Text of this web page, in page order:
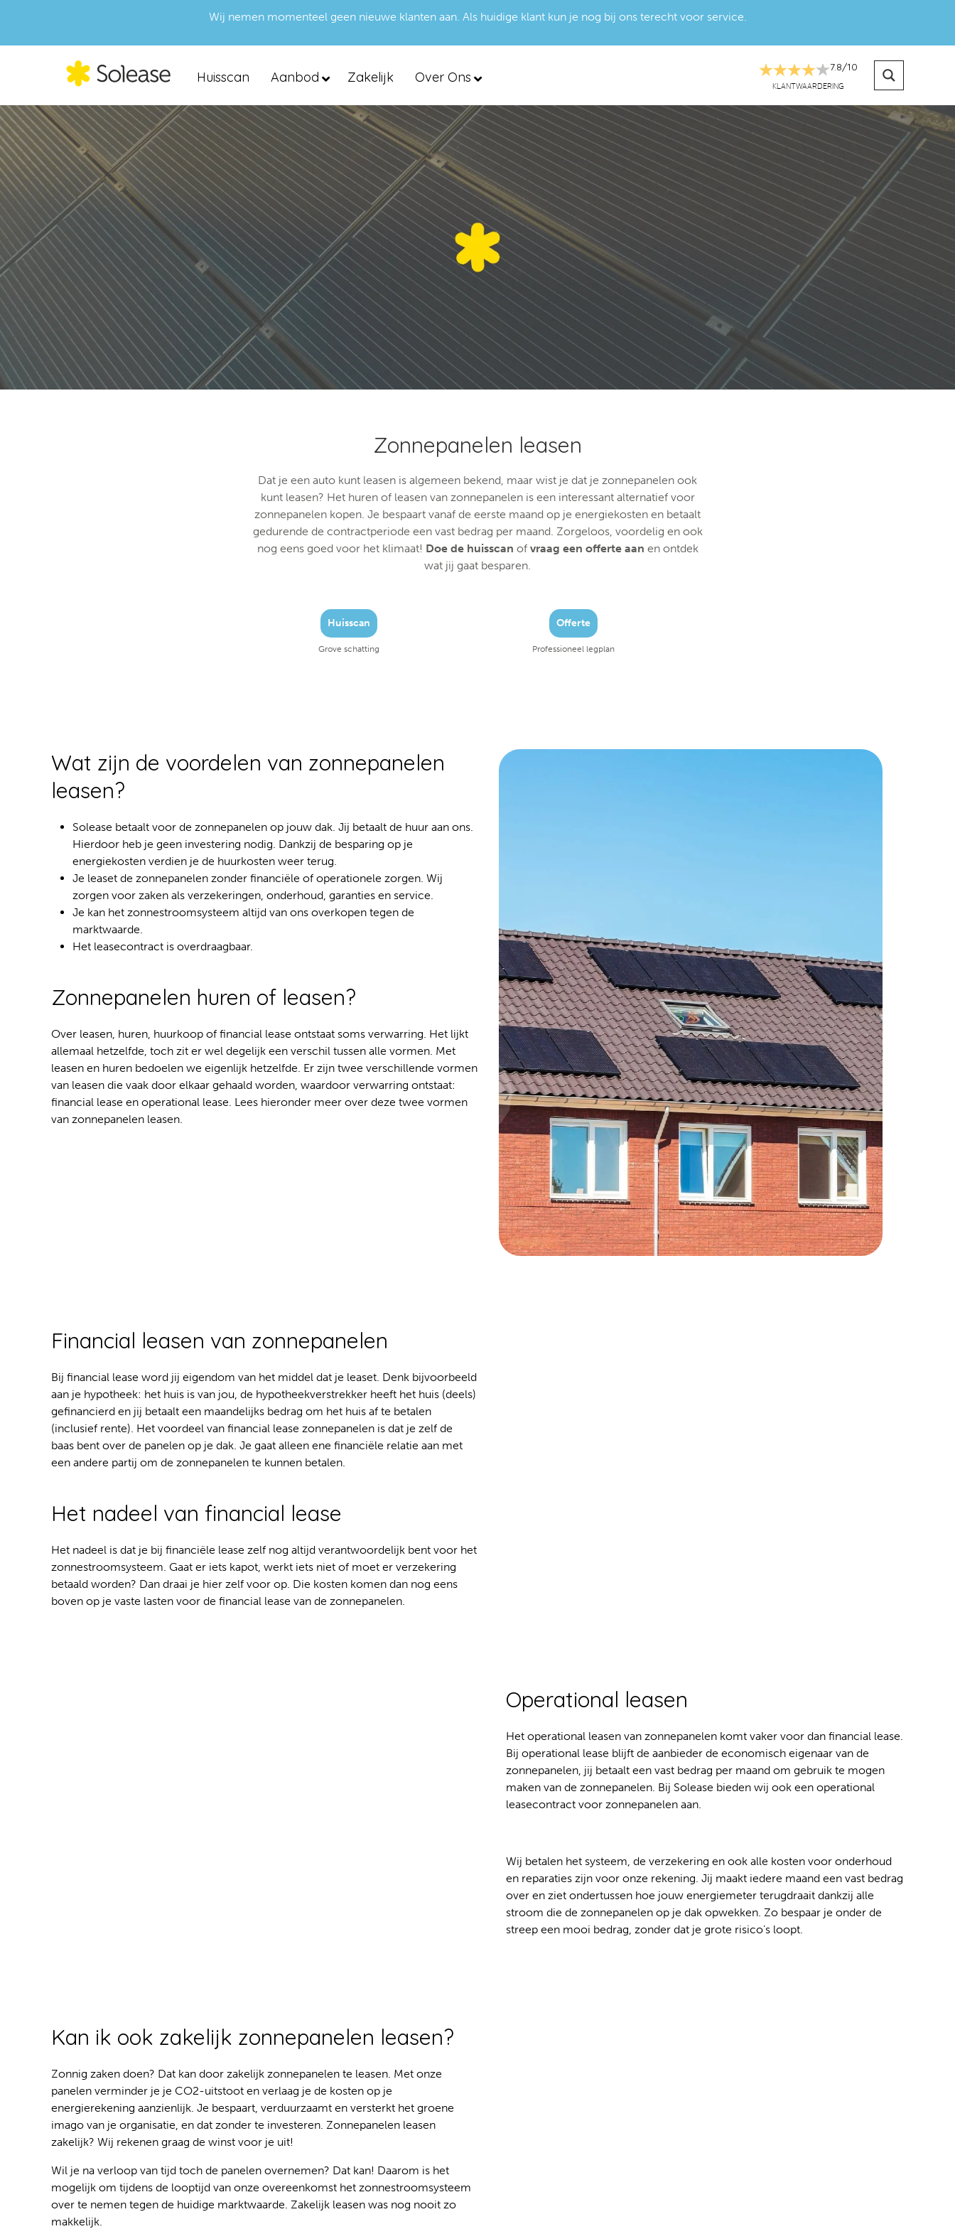
Wij nemen momenteel geen nieuwe klanten aan. Als huidige klant kun je nog bij ons terecht voor service.
Huisscan Aanbod Zakelijk Over Ons
7.8/10
KLANTWAARDERING
Zonnepanelen leasen
Dat je een auto kunt leasen is algemeen bekend, maar wist je dat je zonnepanelen ook
kunt leasen? Het huren of leasen van zonnepanelen is een interessant alternatief voor
zonnepanelen kopen. Je bespaart vanaf de eerste maand op je energiekosten en betaalt
gedurende de contractperiode een vast bedrag per maand. Zorgeloos, voordelig en ook
nog eens goed voor het klimaat! Doe de huisscan of vraag een offerte aan en ontdek
wat jij gaat besparen.
Huisscan
Grove schatting
Offerte
Professioneel legplan
Wat zijn de voordelen van zonnepanelen
leasen?
Solease betaalt voor de zonnepanelen op jouw dak. Jij betaalt de huur aan ons.
Hierdoor heb je geen investering nodig. Dankzij de besparing op je
energiekosten verdien je de huurkosten weer terug.
Je leaset de zonnepanelen zonder financiële of operationele zorgen. Wij
zorgen voor zaken als verzekeringen, onderhoud, garanties en service.
Je kan het zonnestroomsysteem altijd van ons overkopen tegen de
marktwaarde.
Het leasecontract is overdraagbaar.
Zonnepanelen huren of leasen?
Over leasen, huren, huurkoop of financial lease ontstaat soms verwarring. Het lijkt
allemaal hetzelfde, toch zit er wel degelijk een verschil tussen alle vormen. Met
leasen en huren bedoelen we eigenlijk hetzelfde. Er zijn twee verschillende vormen
van leasen die vaak door elkaar gehaald worden, waardoor verwarring ontstaat:
financial lease en operational lease. Lees hieronder meer over deze twee vormen
van zonnepanelen leasen.
Financial leasen van zonnepanelen
Bij financial lease word jij eigendom van het middel dat je leaset. Denk bijvoorbeeld
aan je hypotheek: het huis is van jou, de hypotheekverstrekker heeft het huis (deels)
gefinancierd en jij betaalt een maandelijks bedrag om het huis af te betalen
(inclusief rente). Het voordeel van financial lease zonnepanelen is dat je zelf de
baas bent over de panelen op je dak. Je gaat alleen ene financiële relatie aan met
een andere partij om de zonnepanelen te kunnen betalen.
Het nadeel van financial lease
Het nadeel is dat je bij financiële lease zelf nog altijd verantwoordelijk bent voor het
zonnestroomsysteem. Gaat er iets kapot, werkt iets niet of moet er verzekering
betaald worden? Dan draai je hier zelf voor op. Die kosten komen dan nog eens
boven op je vaste lasten voor de financial lease van de zonnepanelen.
Operational leasen
Het operational leasen van zonnepanelen komt vaker voor dan financial lease.
Bij operational lease blijft de aanbieder de economisch eigenaar van de
zonnepanelen, jij betaalt een vast bedrag per maand om gebruik te mogen
maken van de zonnepanelen. Bij Solease bieden wij ook een operational
leasecontract voor zonnepanelen aan.
Wij betalen het systeem, de verzekering en ook alle kosten voor onderhoud
en reparaties zijn voor onze rekening. Jij maakt iedere maand een vast bedrag
over en ziet ondertussen hoe jouw energiemeter terugdraait dankzij alle
stroom die de zonnepanelen op je dak opwekken. Zo bespaar je onder de
streep een mooi bedrag, zonder dat je grote risico’s loopt.
Kan ik ook zakelijk zonnepanelen leasen?
Zonnig zaken doen? Dat kan door zakelijk zonnepanelen te leasen. Met onze
panelen verminder je je CO2-uitstoot en verlaag je de kosten op je
energierekening aanzienlijk. Je bespaart, verduurzaamt en versterkt het groene
imago van je organisatie, en dat zonder te investeren. Zonnepanelen leasen
zakelijk? Wij rekenen graag de winst voor je uit!
Wil je na verloop van tijd toch de panelen overnemen? Dat kan! Daarom is het
mogelijk om tijdens de looptijd van onze overeenkomst het zonnestroomsysteem
over te nemen tegen de huidige marktwaarde. Zakelijk leasen was nog nooit zo
makkelijk.